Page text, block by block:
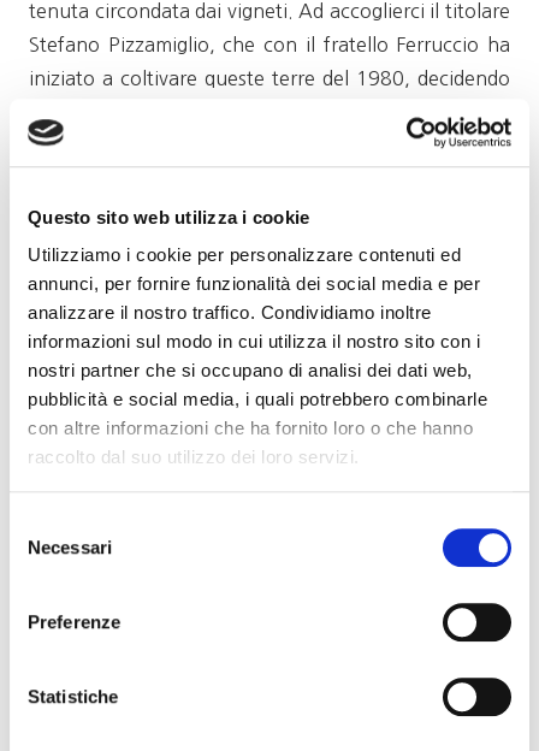
Questo sito web utilizza i cookie
Utilizziamo i cookie per personalizzare contenuti ed
annunci, per fornire funzionalità dei social media e per
analizzare il nostro traffico. Condividiamo inoltre
informazioni sul modo in cui utilizza il nostro sito con i
nostri partner che si occupano di analisi dei dati web,
pubblicità e social media, i quali potrebbero combinarle
con altre informazioni che ha fornito loro o che hanno
raccolto dal suo utilizzo dei loro servizi.
delNecessari
Preferenze
Statistiche
tenuta circondata dai vigneti. Ad accoglierci il titolare
Stefano Pizzamiglio, che con il fratello Ferruccio ha
iniziato a coltivare queste terre del 1980, decidendo
medicina per dedicarsi alla vitivinicoltura. Il panorama
cenno merita la malvasia di Candia aromatica da cui
ricava la Malvasia Sorriso di Cielo, vino in produzione
dal 1991. Interessante anche la sequenza delle
etichette di Gutturnio, legate alla storica
denominazione piacentina.
Il programma prevede la visita alla cantina e a seguire
al Museo del vino, ricco di strumenti d’epoca (tra cui
una botte oblunga da Vin Santo del 1850), e un
catastali e volumi rari di enologia e viticoltura) che
nazionale.
aziendale.